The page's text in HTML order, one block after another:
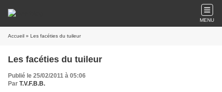
MENU
Accueil » Les facéties du tuileur
Les facéties du tuileur
Publié le 25/02/2011 à 05:06
Par T.V.F.B.B.